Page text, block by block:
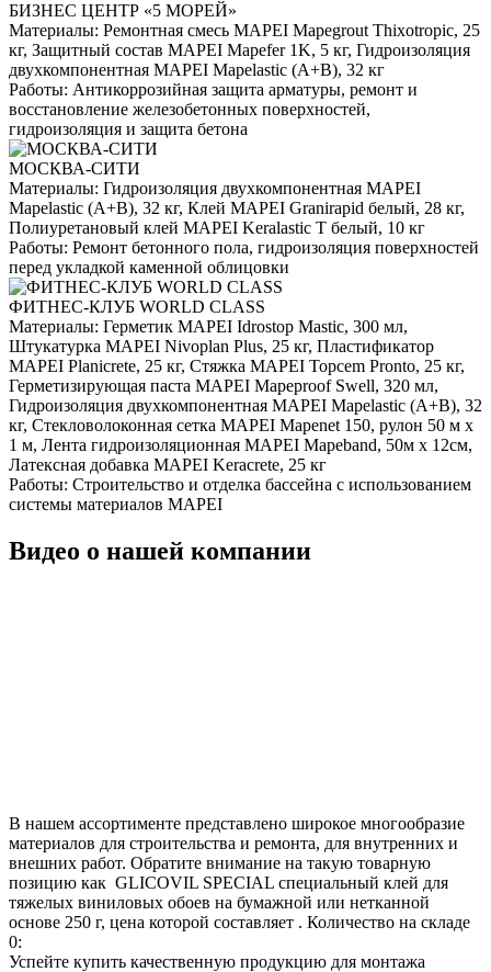
БИЗНЕС ЦЕНТР «5 МОРЕЙ»
Материалы: Ремонтная смесь MAPEI Mapegrout Thixotropic, 25
кг, Защитный состав MAPEI Mapefer 1K, 5 кг, Гидроизоляция
двухкомпонентная MAPEI Mapelastic (А+B), 32 кг
Работы: Антикоррозийная защита арматуры, ремонт и
восстановление железобетонных поверхностей,
гидроизоляция и защита бетона
МОСКВА-СИТИ
Материалы: Гидроизоляция двухкомпонентная MAPEI
Mapelastic (А+B), 32 кг, Клей MAPEI Granirapid белый, 28 кг,
Полиуретановый клей MAPEI Keralastic T белый, 10 кг
Работы: Ремонт бетонного пола, гидроизоляция поверхностей
перед укладкой каменной облицовки
ФИТНЕС-КЛУБ WORLD CLASS
Материалы: Герметик MAPEI Idrostop Mastic, 300 мл,
Штукатурка MAPEI Nivoplan Plus, 25 кг, Пластификатор
MAPEI Planicrete, 25 кг, Стяжка MAPEI Topcem Pronto, 25 кг,
Герметизирующая паста MAPEI Mapeproof Swell, 320 мл,
Гидроизоляция двухкомпонентная MAPEI Mapelastic (А+B), 32
кг, Стекловолоконная сетка MAPEI Mapenet 150, рулон 50 м х
1 м, Лента гидроизоляционная MAPEI Mapeband, 50м x 12см,
Латексная добавка MAPEI Keracrete, 25 кг
Работы: Строительство и отделка бассейна с использованием
системы материалов MAPEI
Видео о нашей компании
В нашем ассортименте представлено широкое многообразие
материалов для строительства и ремонта, для внутренних и
внешних работ. Обратите внимание на такую товарную
позицию как GLICOVIL SPECIAL специальный клей для
тяжелых виниловых обоев на бумажной или нетканной
основе 250 г, цена которой составляет . Количество на складе
0:
Успейте купить качественную продукцию для монтажа